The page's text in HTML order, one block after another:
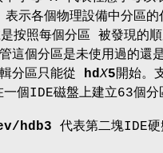
表示各個物理設備中分區的
按照每個分區 被發現的
這個分區是未使用過的還
分區只能從 hdX5開始。
個IDE磁盤上建立63個分
hdb3 代表第二塊IDE硬